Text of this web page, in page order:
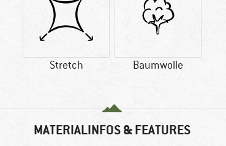
Stretch Baumwolle
MATERIALINFOS & FEATURES